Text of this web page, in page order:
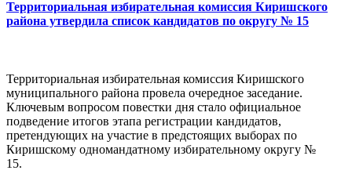
Территориальная избирательная комиссия Киришского
района утвердила список кандидатов по округу № 15
Территориальная избирательная комиссия Киришского
муниципального района провела очередное заседание.
Ключевым вопросом повестки дня стало официальное
подведение итогов этапа регистрации кандидатов,
претендующих на участие в предстоящих выборах по
Киришскому одномандатному избирательному округу №
15.